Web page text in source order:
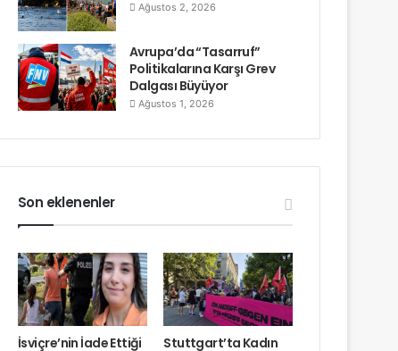
Ağustos 2, 2026
Avrupa’da “Tasarruf”
Politikalarına Karşı Grev
Dalgası Büyüyor
Ağustos 1, 2026
Son eklenenler
İsviçre’nin İade Ettiği
Stuttgart’ta Kadın